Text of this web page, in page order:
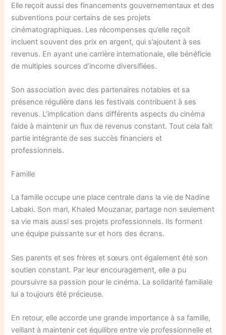
Elle reçoit aussi des financements gouvernementaux et des
subventions pour certains de ses projets
cinématographiques. Les récompenses qu’elle reçoit
incluent souvent des prix en argent, qui s’ajoutent à ses
revenus. En ayant une carrière internationale, elle bénéficie
de multiples sources d’income diversifiées.
Son association avec des partenaires notables et sa
présence régulière dans les festivals contribuent à ses
revenus. L’implication dans différents aspects du cinéma
l’aide à maintenir un flux de revenus constant. Tout cela fait
partie intégrante de ses succès financiers et
professionnels.
Famille
La famille occupe une place centrale dans la vie de Nadine
Labaki. Son mari, Khaled Mouzanar, partage non seulement
sa vie mais aussi ses projets professionnels. Ils forment
une équipe puissante sur et hors des écrans.
Ses parents et ses frères et sœurs ont également été son
soutien constant. Par leur encouragement, elle a pu
poursuivre sa passion pour le cinéma. La solidarité familiale
lui a toujours été précieuse.
En retour, elle accorde une grande importance à sa famille,
veillant à maintenir cet équilibre entre vie professionnelle et